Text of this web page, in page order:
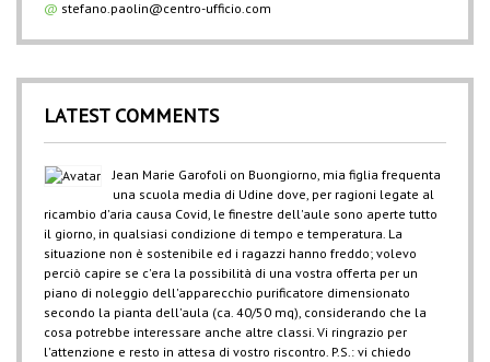
@ stefano.paolin@centro-ufficio.com
LATEST COMMENTS
Jean Marie Garofoli on Buongiorno, mia figlia frequenta
una scuola media di Udine dove, per ragioni legate al
ricambio d'aria causa Covid, le finestre dell'aule sono aperte tutto
il giorno, in qualsiasi condizione di tempo e temperatura. La
situazione non è sostenibile ed i ragazzi hanno freddo; volevo
perciò capire se c'era la possibilità di una vostra offerta per un
piano di noleggio dell'apparecchio purificatore dimensionato
secondo la pianta dell'aula (ca. 40/50 mq), considerando che la
cosa potrebbe interessare anche altre classi. Vi ringrazio per
l'attenzione e resto in attesa di vostro riscontro. P.S.: vi chiedo